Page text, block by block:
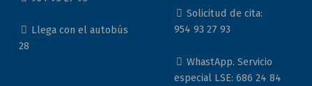
Llega con el autobús
28
Solicitud de cita:
954 93 27 93
WhastApp. Servicio
especial LSE: 686 24 84